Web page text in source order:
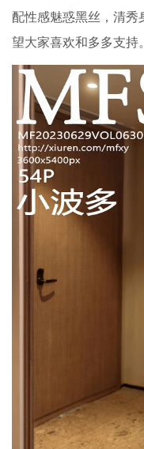
配性感魅惑黑丝，清
望大家喜欢和多多支持。